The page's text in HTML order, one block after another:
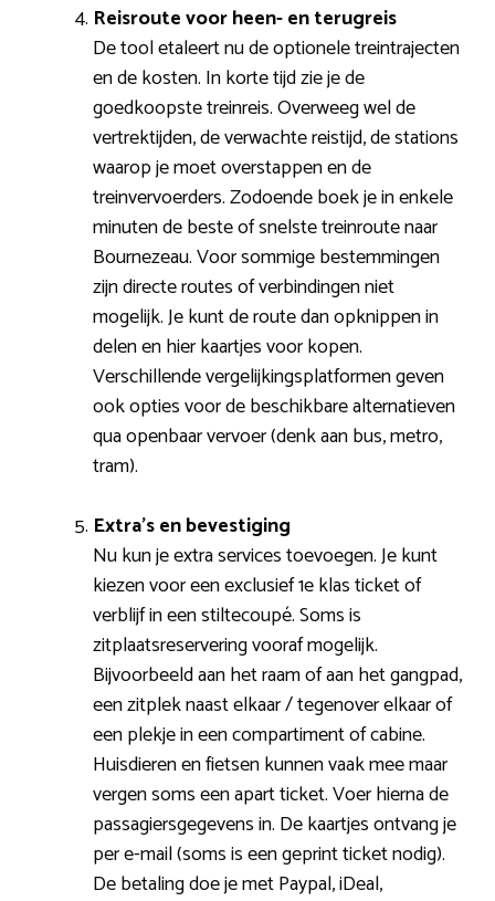
Reisroute voor heen- en terugreis
De tool etaleert nu de optionele treintrajecten
en de kosten. In korte tijd zie je de
goedkoopste treinreis. Overweeg wel de
vertrektijden, de verwachte reistijd, de stations
waarop je moet overstappen en de
treinvervoerders. Zodoende boek je in enkele
minuten de beste of snelste treinroute naar
Bournezeau. Voor sommige bestemmingen
zijn directe routes of verbindingen niet
mogelijk. Je kunt de route dan opknippen in
delen en hier kaartjes voor kopen.
Verschillende vergelijkingsplatformen geven
ook opties voor de beschikbare alternatieven
qua openbaar vervoer (denk aan bus, metro,
tram).
Extra’s en bevestiging
Nu kun je extra services toevoegen. Je kunt
kiezen voor een exclusief 1e klas ticket of
verblijf in een stiltecoupé. Soms is
zitplaatsreservering vooraf mogelijk.
Bijvoorbeeld aan het raam of aan het gangpad,
een zitplek naast elkaar / tegenover elkaar of
een plekje in een compartiment of cabine.
Huisdieren en fietsen kunnen vaak mee maar
vergen soms een apart ticket. Voer hierna de
passagiersgegevens in. De kaartjes ontvang je
per e-mail (soms is een geprint ticket nodig).
De betaling doe je met Paypal, iDeal,